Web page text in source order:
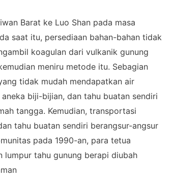
Barat ke Luo Shan pada masa
saat itu, persediaan bahan-bahan tidak
koagulan dari vulkanik gunung
meniru metode itu. Sebagian
tidak mudah mendapatkan air
biji-bijian, dan tahu buatan sendiri
tangga. Kemudian, transportasi
tahu buatan sendiri berangsur-angsur
pada 1990-an, para tetua
lumpur tahu gunung berapi diubah